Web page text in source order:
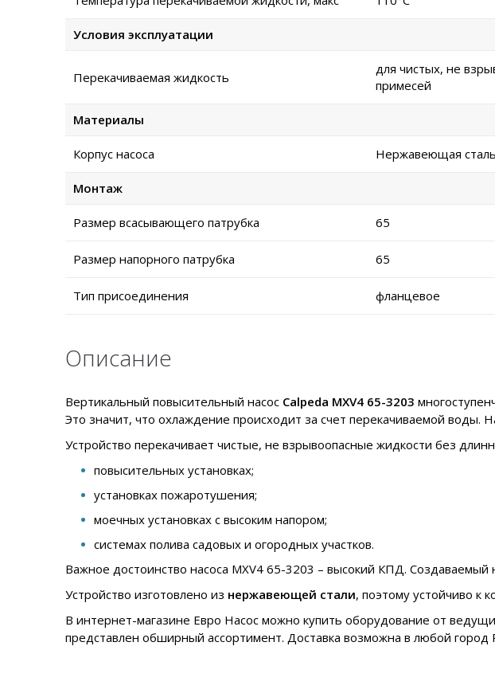
Условия эксплуатации
Перекачиваемая жидкость
для чистых, не
примесей
Материалы
Корпус насоса Нержавеющая
Монтаж
Размер всасывающего патрубка 65
Размер напорного патрубка 65
Тип присоединения фланцевое
Описание
Вертикальный повысительный насос Calpeda MXV4 65-3203
Это значит, что охлаждение происходит за счет перекачиваемой
Устройство перекачивает чистые, не взрывоопасные жидкости без
повысительных установках;
установках пожаротушения;
моечных установках с высоким напором;
системах полива садовых и огородных участков.
Важное достоинство насоса MXV4 65-3203 – высокий КПД.
Устройство изготовлено из нержавеющей стали, поэтому устойчиво к
В интернет-магазине Евро Насос можно купить оборудование от
представлен обширный ассортимент. Доставка возможна в любой город